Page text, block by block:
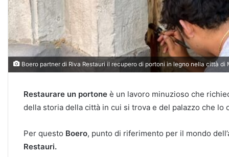
Boero partner di Riva Restauri il recupero di portoni in legno nella città di
Restaurare un portone è un lavoro minuzioso che
della storia della città in cui si trova e del palazzo che lo
Per questo Boero, punto di riferimento per il mondo
Restauri.